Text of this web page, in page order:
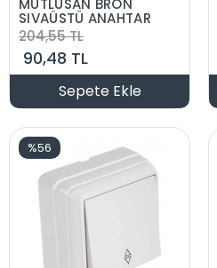
MUTLUSAN BRON
SIVAÜSTÜ ANAHTAR
204,55 TL
90,48 TL
Sepete Ekle
%56